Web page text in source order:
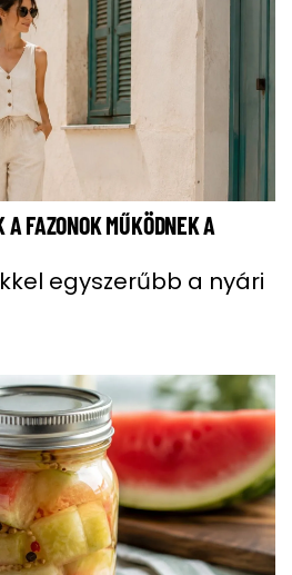
FAZONOK MŰKÖDNEK A
egyszerűbb a nyári